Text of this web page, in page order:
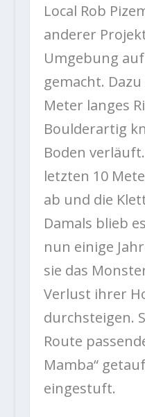
Local Rob
anderer
Umgebung
gemacht.
Meter langes
Boulderartig
Boden
letzten 10
ab und die
Damals blieb
nun einige
sie das
Verlust ihrer
durchsteigen.
Route
Mamba“
eingestuft.